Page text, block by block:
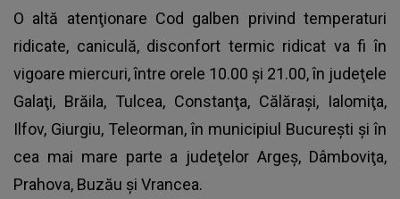
O altă atenţionare Cod galben privind temperaturi
ridicate, caniculă, disconfort termic ridicat va fi în
vigoare miercuri, între orele 10.00 şi 21.00, în judeţele
Galaţi, Brăila, Tulcea, Constanţa, Călăraşi, Ialomiţa,
Ilfov, Giurgiu, Teleorman, în municipiul Bucureşti şi în
cea mai mare parte a judeţelor Argeş, Dâmboviţa,
Prahova, Buzău şi Vrancea.